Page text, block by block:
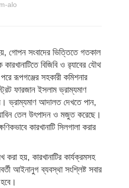
alo
গোপন সংবাদের ভিত্তিতে গতকাল
বিজিবি ও র‍্যাবের যৌথ
রূপগঞ্জের সহকারী কমিশনার
ফারজান ইসলাম ভ্রাম্যমাণ
ভ্রাম্যমাণ আদালত দেখতে পান,
তেল উৎপাদন ও মজুত করেছে।
কারখানাটি সিলগালা করার
করা হয়, কারখানাটির কার্যক্রমসহ
আইনানুগ ব্যবস্থা সংশ্লিষ্ট সবার